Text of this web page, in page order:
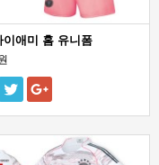
이애미 홈 유니폼